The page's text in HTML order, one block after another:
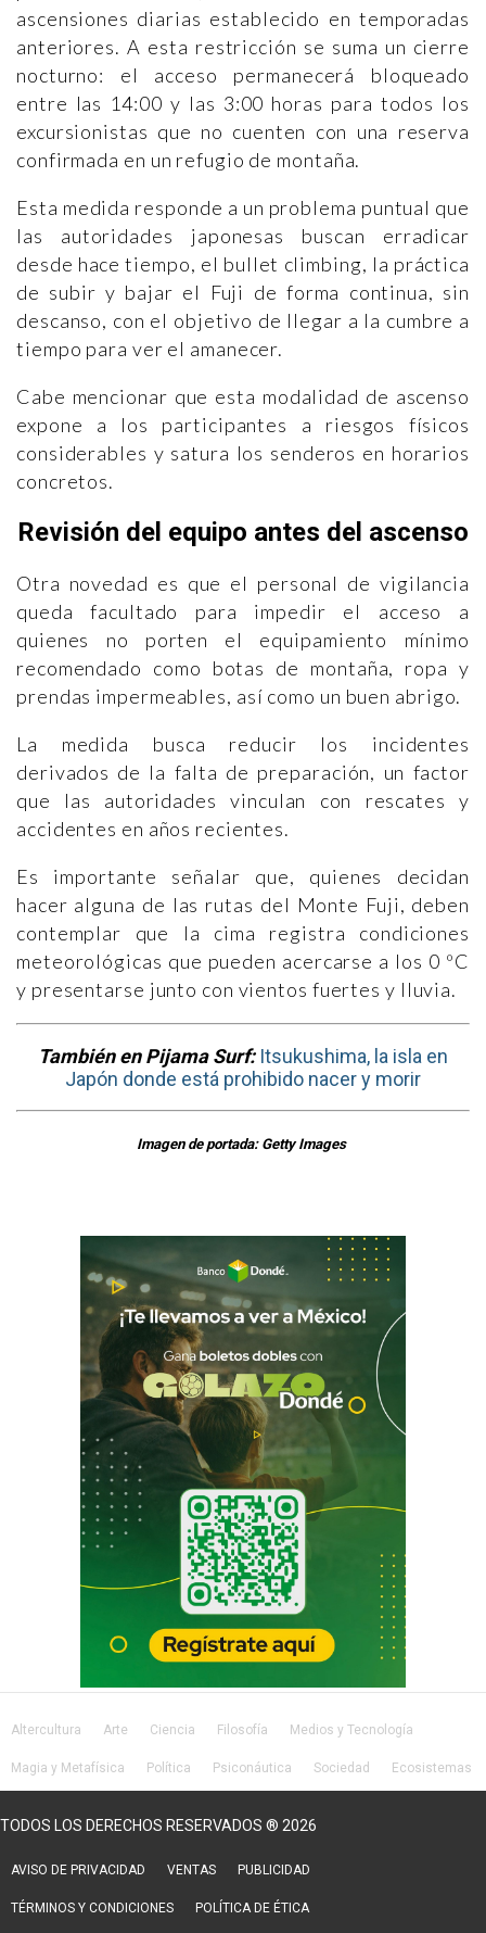
ascensiones diarias establecido en temporadas
anteriores. A esta restricción se suma un cierre
nocturno: el acceso permanecerá bloqueado
entre las 14:00 y las 3:00 horas para todos los
excursionistas que no cuenten con una reserva
confirmada en un refugio de montaña.
Esta medida responde a un problema puntual que
las autoridades japonesas buscan erradicar
desde hace tiempo, el bullet climbing, la práctica
de subir y bajar el Fuji de forma continua, sin
descanso, con el objetivo de llegar a la cumbre a
tiempo para ver el amanecer.
Cabe mencionar que esta modalidad de ascenso
expone a los participantes a riesgos físicos
considerables y satura los senderos en horarios
concretos.
Revisión del equipo antes del ascenso
Otra novedad es que el personal de vigilancia
queda facultado para impedir el acceso a
quienes no porten el equipamiento mínimo
recomendado como botas de montaña, ropa y
prendas impermeables, así como un buen abrigo.
La medida busca reducir los incidentes
derivados de la falta de preparación, un factor
que las autoridades vinculan con rescates y
accidentes en años recientes.
Es importante señalar que, quienes decidan
hacer alguna de las rutas del Monte Fuji, deben
contemplar que la cima registra condiciones
meteorológicas que pueden acercarse a los 0 ºC
y presentarse junto con vientos fuertes y lluvia.
También en Pijama Surf: Itsukushima, la isla en
Japón donde está prohibido nacer y morir
Imagen de portada: Getty Images
Altercultura Arte Ciencia Filosofía Medios y Tecnología
Magia y Metafísica Política Psiconáutica Sociedad Ecosistemas
TODOS LOS DERECHOS RESERVADOS ® 2026
AVISO DE PRIVACIDAD VENTAS PUBLICIDAD
TÉRMINOS Y CONDICIONES POLÍTICA DE ÉTICA